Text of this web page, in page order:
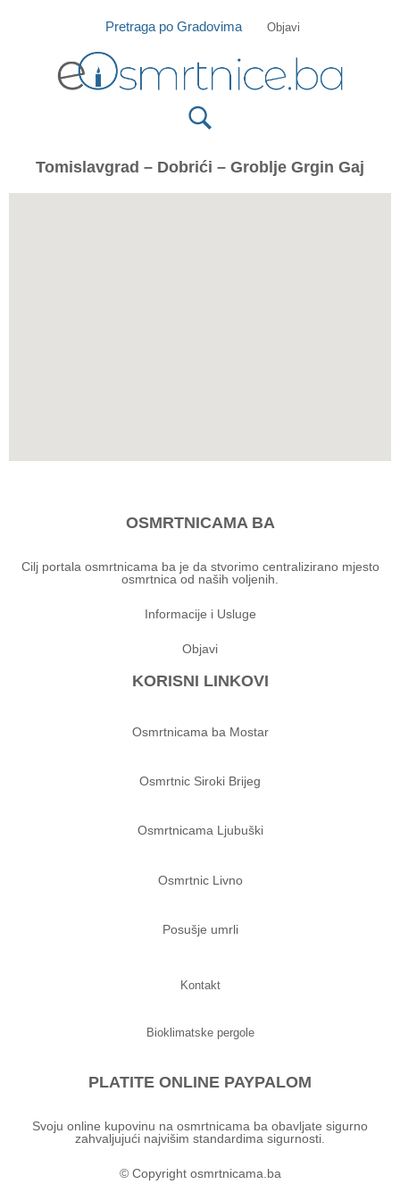
Isprobajte našu Android i IOS aplikaciju
Pretraga po Gradovima Objavi
Tomislavgrad – Dobrići – Groblje Grgin Gaj
OSMRTNICAMA BA
Cilj portala osmrtnicama ba je da stvorimo centralizirano mjesto
osmrtnica od naših voljenih.
Informacije i Usluge
Objavi
KORISNI LINKOVI
Osmrtnicama ba Mostar
Osmrtnic Siroki Brijeg
Osmrtnicama Ljubuški
Osmrtnic Livno
Posušje umrli
Kontakt
Bioklimatske pergole
PLATITE ONLINE PAYPALOM
Svoju online kupovinu na osmrtnicama ba obavljate sigurno
zahvaljujući najvišim standardima sigurnosti.
© Copyright osmrtnicama.ba